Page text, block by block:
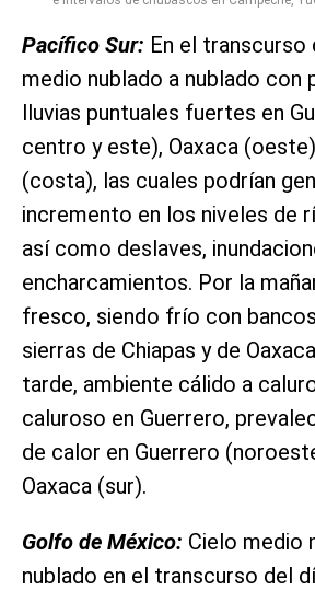
Pacífico Sur: En el transcurso
medio nublado a nublado con
lluvias puntuales fuertes en
centro y este), Oaxaca
(costa), las cuales podrían
incremento en los niveles de
así como deslaves,
encharcamientos. Por la
fresco, siendo frío con
sierras de Chiapas y de
tarde, ambiente cálido a
caluroso en Guerrero,
de calor en Guerrero
Oaxaca (sur).
Golfo de México: Cielo medio
nublado en el transcurso del